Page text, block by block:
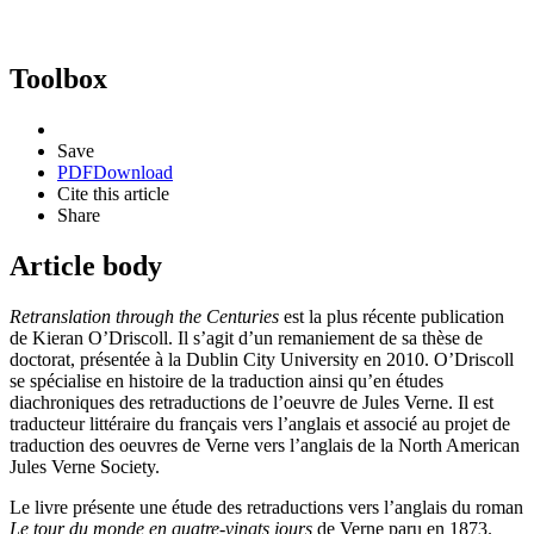
Toolbox
Save
PDFDownload
Cite this article
Share
Article body
Retranslation through the Centuries est la plus récente publication
de Kieran O’Driscoll. Il s’agit d’un remaniement de sa thèse de
doctorat, présentée à la Dublin City University en 2010. O’Driscoll
se spécialise en histoire de la traduction ainsi qu’en études
diachroniques des retraductions de l’oeuvre de Jules Verne. Il est
traducteur littéraire du français vers l’anglais et associé au projet de
traduction des oeuvres de Verne vers l’anglais de la North American
Jules Verne Society.
Le livre présente une étude des retraductions vers l’anglais du roman
Le tour du monde en quatre-vingts jours de Verne paru en 1873.